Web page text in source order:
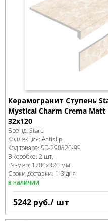
Керамогранит Ступень
Mystical Charm Crema
32x120
Бренд: Staro
Коллекция: Antislip
Код товара: SD-290820-99
В коробке: 2 шт,
Размер: 1200x320 мм
Сроки доставки: 1-3 дня
в наличии
5242 руб./ шт